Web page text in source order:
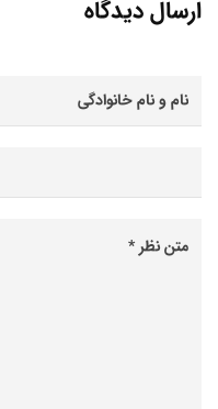
ارسال دیدگاه